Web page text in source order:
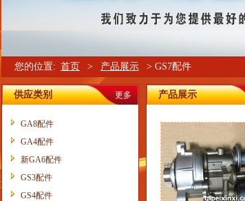
您的位置: 首页 > 产品展示 > GS7配件
更多
供应类别
GA8配件
GA4配件
新GA6配件
GS3配件
GS4配件
产品展示